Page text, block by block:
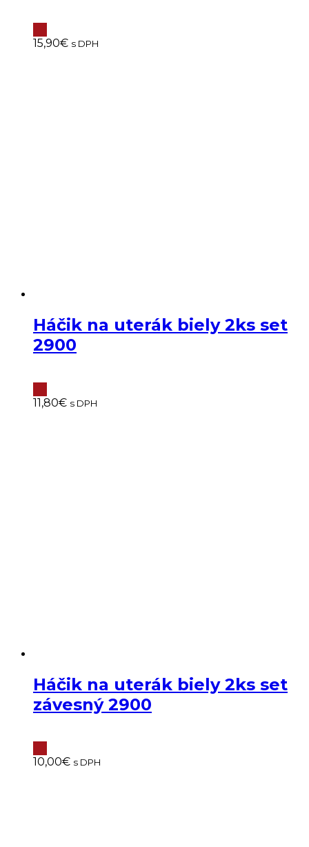
15,90€ s DPH
Háčik na uterák biely 2ks set
2900
11,80€ s DPH
Háčik na uterák biely 2ks set
závesný 2900
10,00€ s DPH